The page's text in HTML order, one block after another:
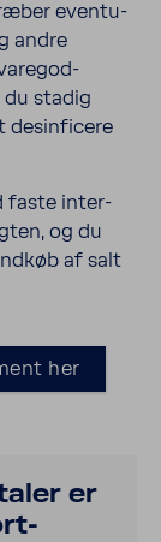
even­tu­
andre
du stadig
desin­fi­cere
faste inter­
og du
af salt
her
er